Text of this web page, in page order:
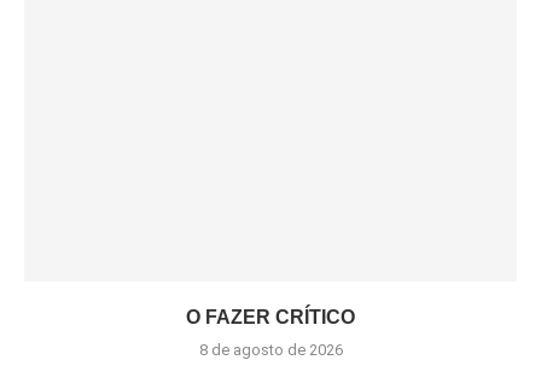
O FAZER CRÍTICO
8 de agosto de 2026